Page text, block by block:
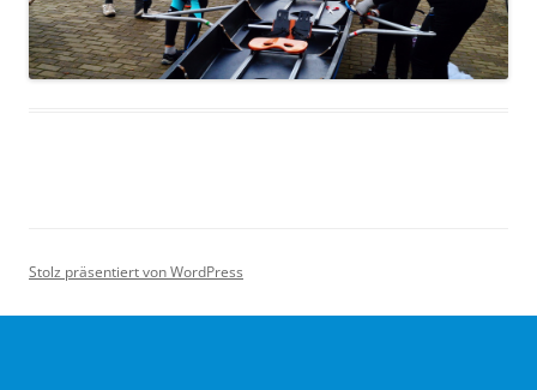
Stolz präsentiert von WordPress